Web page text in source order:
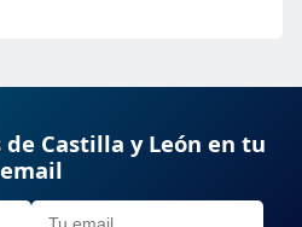
Castilla y León en tu
email